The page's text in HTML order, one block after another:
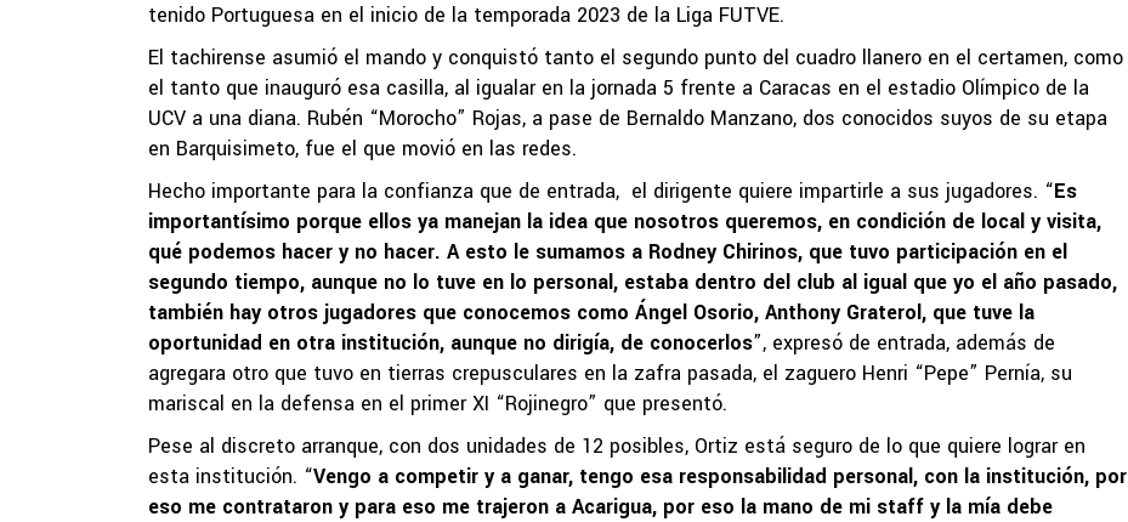
tenido Portuguesa en el inicio de la temporada 2023 de la Liga FUTVE.
El tachirense asumió el mando y conquistó tanto el segundo punto del cuadro llanero en el certamen, como
el tanto que inauguró esa casilla, al igualar en la jornada 5 frente a Caracas en el estadio Olímpico de la
UCV a una diana. Rubén “Morocho” Rojas, a pase de Bernaldo Manzano, dos conocidos suyos de su etapa
en Barquisimeto, fue el que movió en las redes.
Hecho importante para la confianza que de entrada, el dirigente quiere impartirle a sus jugadores. “Es
importantísimo porque ellos ya manejan la idea que nosotros queremos, en condición de local y visita,
qué podemos hacer y no hacer. A esto le sumamos a Rodney Chirinos, que tuvo participación en el
segundo tiempo, aunque no lo tuve en lo personal, estaba dentro del club al igual que yo el año pasado,
también hay otros jugadores que conocemos como Ángel Osorio, Anthony Graterol, que tuve la
oportunidad en otra institución, aunque no dirigía, de conocerlos”, expresó de entrada, además de
agregara otro que tuvo en tierras crepusculares en la zafra pasada, el zaguero Henri “Pepe” Pernía, su
mariscal en la defensa en el primer XI “Rojinegro” que presentó.
Pese al discreto arranque, con dos unidades de 12 posibles, Ortiz está seguro de lo que quiere lograr en
esta institución. “Vengo a competir y a ganar, tengo esa responsabilidad personal, con la institución, por
eso me contrataron y para eso me trajeron a Acarigua, por eso la mano de mi staff y la mía debe